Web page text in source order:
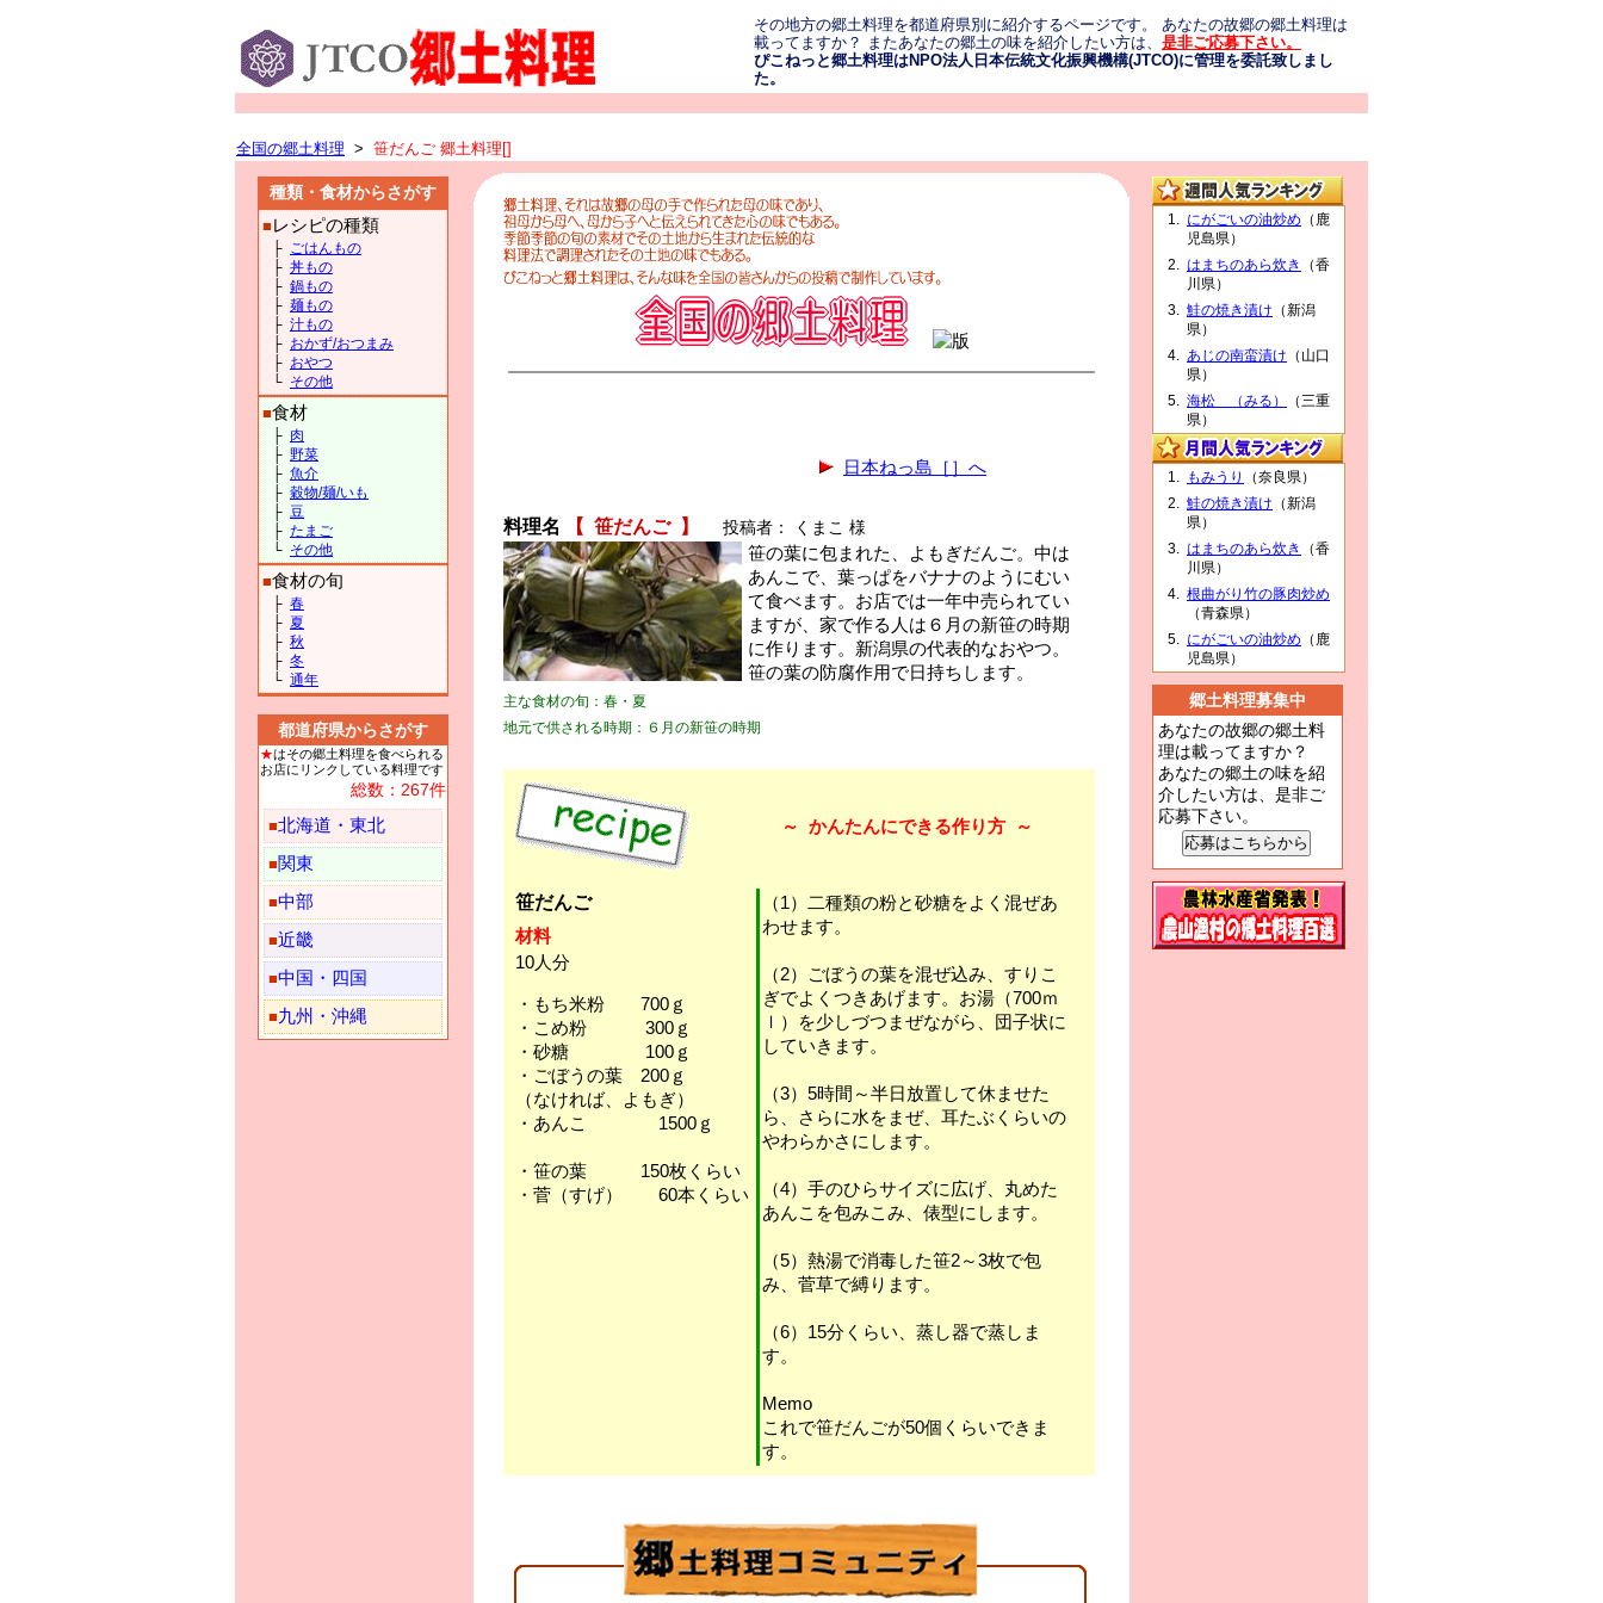
その地方の郷土料理を都道府県別に紹介するページです。 あなたの故郷の郷土料理は
載ってますか？ またあなたの郷土の味を紹介したい方は、 是非ご応募下さい。
ぴこねっと郷土料理はNPO法人日本伝統文化振興機構(JTCO)に管理を委託致しまし
た。
全国の郷土料理 > 笹だんご 郷土料理[]
種類・食材からさがす
■ レシピの種類
├ ごはんもの
├ 丼もの
├ 鍋もの
├ 麺もの
├ 汁もの
├ おかず/おつまみ
├ おやつ
└ その他
■食材
├ 肉
├ 野菜
├ 魚介
├ 穀物/麺/いも
├ 豆
├ たまご
└ その他
■食材の旬
├ 春
├ 夏
├ 秋
├ 冬
└ 通年
都道府県からさがす
★はその郷土料理を食べられる
お店にリンクしている料理です
総数：267件
■北海道・東北
■関東
■中部
■近畿
■中国・四国
■九州・沖縄
日本ねっ島［］へ
料理名 【 笹だんご 】
投稿者： くまこ 様
笹の葉に包まれた、よもぎだんご。中は
あんこで、葉っぱをバナナのようにむい
て食べます。お店では一年中売られてい
ますが、家で作る人は６月の新笹の時期
に作ります。新潟県の代表的なおやつ。
笹の葉の防腐作用で日持ちします。
主な食材の旬：春・夏
地元で供される時期：６月の新笹の時期
～ かんたんにできる作り方 ～
笹だんご
材料
10人分
・もち米粉 700ｇ
・こめ粉 300ｇ
・砂糖 100ｇ
・ごぼうの葉 200ｇ
（なければ、よもぎ）
・あんこ 1500ｇ
・笹の葉 150枚くらい
・菅（すげ） 60本くらい
（1）二種類の粉と砂糖をよく混ぜあ
わせます。
（2）ごぼうの葉を混ぜ込み、すりこ
ぎでよくつきあげます。お湯（700ｍ
ｌ）を少しづつまぜながら、団子状に
していきます。
（3）5時間～半日放置して休ませた
ら、さらに水をまぜ、耳たぶくらいの
やわらかさにします。
（4）手のひらサイズに広げ、丸めた
あんこを包みこみ、俵型にします。
（5）熱湯で消毒した笹2～3枚で包
み、菅草で縛ります。
（6）15分くらい、蒸し器で蒸しま
す。
Memo
これで笹だんごが50個くらいできま
す。
にがごいの油炒め （鹿
児島県）
はまちのあら炊き
（香
川県）
鮭の焼き漬け （新潟
県）
あじの南蛮漬け （山口
県）
海松 （みる）
（三重
県）
もみうり
（奈良県）
鮭の焼き漬け （新潟
県）
はまちのあら炊き
（香
川県）
根曲がり竹の豚肉炒め
（青森県）
にがごいの油炒め （鹿
児島県）
郷土料理募集中
あなたの故郷の郷土料
理は載ってますか？
あなたの郷土の味を紹
介したい方は、是非ご
応募下さい。